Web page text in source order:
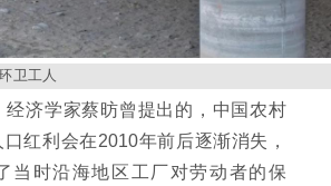
卫工人
经济学家蔡昉曾提出的，中国农村
红利会在2010年前后逐渐消失，
当时沿海地区工厂对劳动者的保